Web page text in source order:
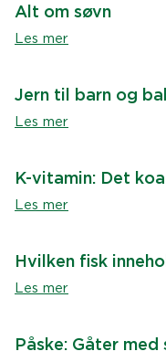
Alt om søvn
Les mer
Jern til barn og
Les mer
K-vitamin: Det
Les mer
Hvilken fisk
Les mer
Påske: Gåter